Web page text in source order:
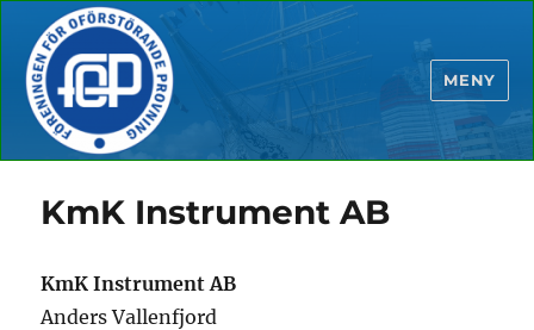
MENY
KmK Instrument AB
KmK Instrument AB
Anders Vallenfjord